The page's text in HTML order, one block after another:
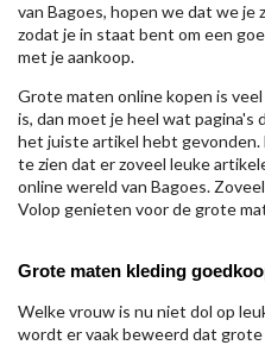
van Bagoes, hopen we dat we je
zodat je in staat bent om een
met je aankoop.
Grote maten online kopen is
is, dan moet je heel wat pagina's
het juiste artikel hebt
te zien dat er zoveel leuke
online wereld van Bagoes.
Volop genieten voor de grote
Grote maten kleding
Welke vrouw is nu niet dol op
wordt er vaak beweerd dat grote